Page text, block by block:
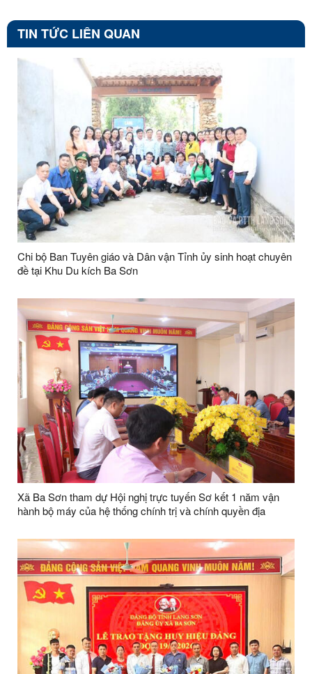
TIN TỨC LIÊN QUAN
Chi bộ Ban Tuyên giáo và Dân vận Tỉnh ủy sinh hoạt chuyên
đề tại Khu Du kích Ba Sơn
Xã Ba Sơn tham dự Hội nghị trực tuyến Sơ kết 1 năm vận
hành bộ máy của hệ thống chính trị và chính quyền địa